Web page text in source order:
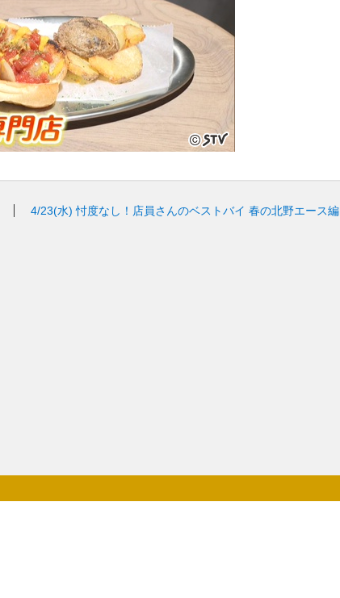
4/23(水) 忖度なし！店員さんのベストバイ 春の北野エース編